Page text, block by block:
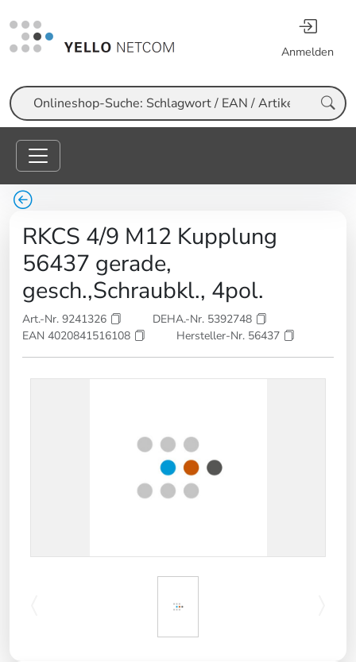
Anmelden
Suche
RKCS 4/9 M12 Kupplung
56437 gerade,
gesch.,Schraubkl., 4pol.
Art.-Nr. 9241326
DEHA.-Nr. 5392748
EAN 4020841516108
Hersteller-Nr. 56437